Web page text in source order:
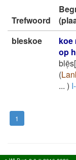
Trefwoord
bleskoe
koe
op
(
... )
1